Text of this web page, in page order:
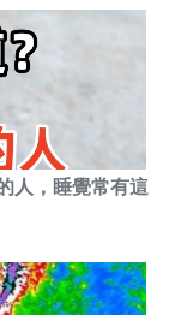
人，睡覺常有這